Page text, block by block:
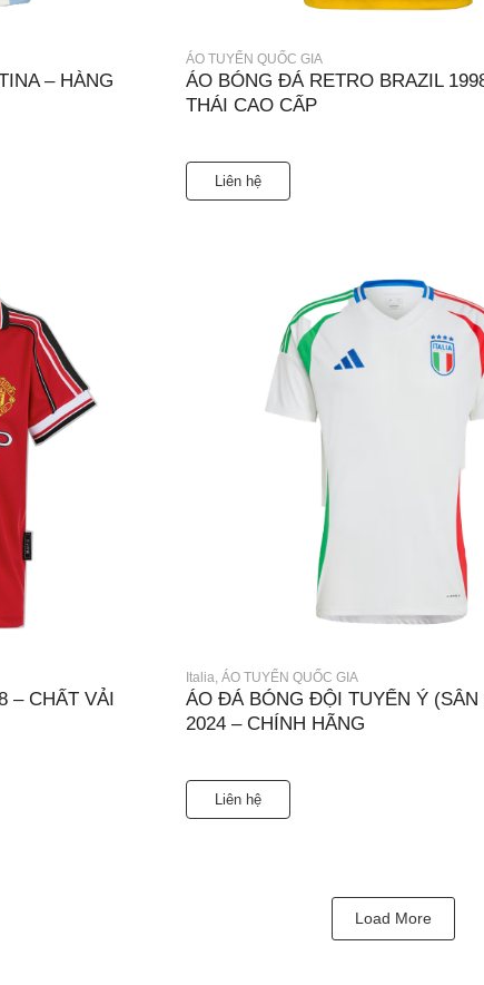
– HÀNG
ÁO TUYỂN QUỐC GIA
ÁO BÓNG ĐÁ RETRO BRAZIL
THÁI CAO CẤP
Liên hệ
– CHẤT VẢI
Italia, ÁO TUYỂN QUỐC GIA
ÁO ĐÁ BÓNG ĐỘI TUYỂN Ý (SÂN
2024 – CHÍNH HÃNG
Liên hệ
Load More